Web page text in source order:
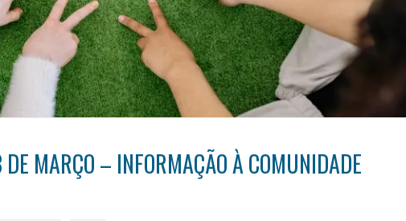
MARÇO – INFORMAÇÃO À COMUNIDADE